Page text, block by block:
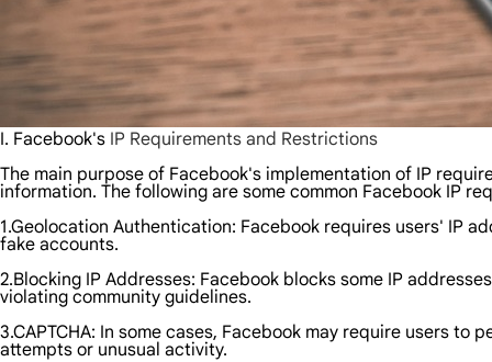
I. Facebook's IP Requirements and Restrictions
The main purpose of Facebook's implementation of IP
information. The following are some common Facebook IP
1.Geolocation Authentication: Facebook requires users' IP
fake accounts.
2.Blocking IP Addresses: Facebook blocks some IP
violating community guidelines.
3.CAPTCHA: In some cases, Facebook may require users
attempts or unusual activity.